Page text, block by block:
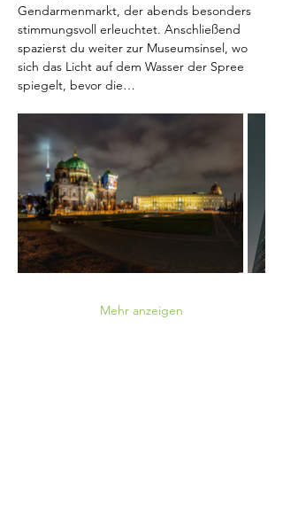
Gendarmenmarkt, der abends besonders
stimmungsvoll erleuchtet. Anschließend
spazierst du weiter zur Museumsinsel, wo
sich das Licht auf dem Wasser der Spree
spiegelt, bevor die…
Mehr anzeigen